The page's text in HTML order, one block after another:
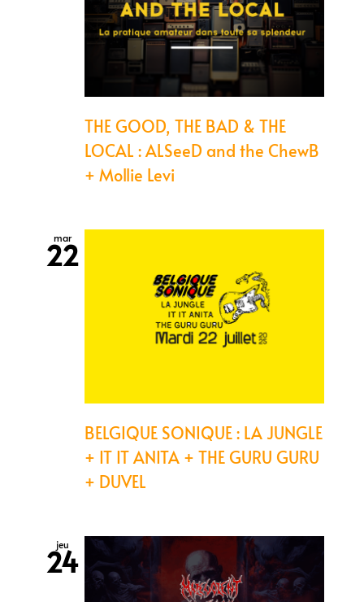
THE GOOD, THE BAD & THE
LOCAL : ALSeeD and the ChewB
+ Mollie Levi
mar
22
BELGIQUE SONIQUE : LA JUNGLE
+ IT IT ANITA + THE GURU GURU
+ DUVEL
jeu
24